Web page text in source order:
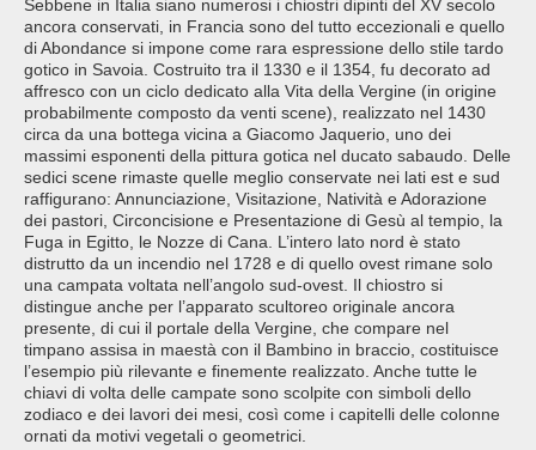
Sebbene in Italia siano numerosi i chiostri dipinti del XV secolo
ancora conservati, in Francia sono del tutto eccezionali e quello
di Abondance si impone come rara espressione dello stile tardo
gotico in Savoia. Costruito tra il 1330 e il 1354, fu decorato ad
affresco con un ciclo dedicato alla Vita della Vergine (in origine
probabilmente composto da venti scene), realizzato nel 1430
circa da una bottega vicina a Giacomo Jaquerio, uno dei
massimi esponenti della pittura gotica nel ducato sabaudo. Delle
sedici scene rimaste quelle meglio conservate nei lati est e sud
raffigurano: Annunciazione, Visitazione, Natività e Adorazione
dei pastori, Circoncisione e Presentazione di Gesù al tempio, la
Fuga in Egitto, le Nozze di Cana. L’intero lato nord è stato
distrutto da un incendio nel 1728 e di quello ovest rimane solo
una campata voltata nell’angolo sud-ovest. Il chiostro si
distingue anche per l’apparato scultoreo originale ancora
presente, di cui il portale della Vergine, che compare nel
timpano assisa in maestà con il Bambino in braccio, costituisce
l’esempio più rilevante e finemente realizzato. Anche tutte le
chiavi di volta delle campate sono scolpite con simboli dello
zodiaco e dei lavori dei mesi, così come i capitelli delle colonne
ornati da motivi vegetali o geometrici.